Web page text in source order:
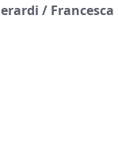
/ Francesca